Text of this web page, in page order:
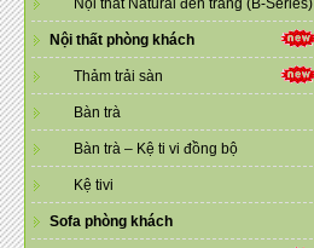
Nội thất Natural đen trắng (B-Series)
Nội thất phòng khách
Thảm trải sàn
Bàn trà
Bàn trà – Kệ ti vi đồng bộ
Kệ tivi
Sofa phòng khách